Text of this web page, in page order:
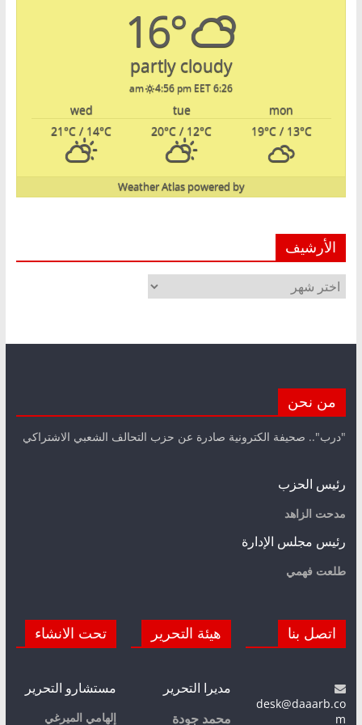
16°
partly cloudy
6:26 am
4:56 pm EET
mon
tue
wed
19°C/ 13°C
20°C / 12°C
21°C / 14°C
powered by
Weather Atlas
الأرشيف
الأرشيف
من نحن
"درب".. صحيفة الكترونية صادرة عن حزب التحالف الشعبي الاشتراكي
رئيس الحزب
مدحت الزاهد
رئيس مجلس الإدارة
طلعت فهمي
اتصل بنا
desk@daaarb.co
m
هيئة التحرير
مديرا التحرير
محمد جودة
تحت الانشاء
مستشارو التحرير
إلهامي الميرغي